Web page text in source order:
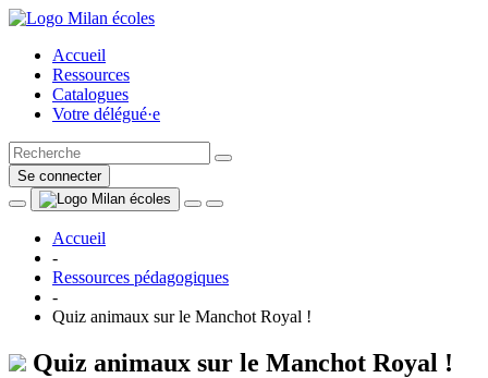
Accueil
Ressources
Catalogues
Votre délégué·e
Se connecter
Accueil
-
Ressources pédagogiques
-
Quiz animaux sur le Manchot Royal !
Quiz animaux sur le Manchot Royal !